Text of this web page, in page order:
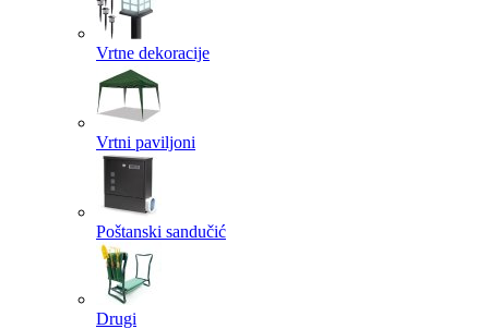
Vrtne dekoracije
Vrtni paviljoni
Poštanski sandučić
Drugi